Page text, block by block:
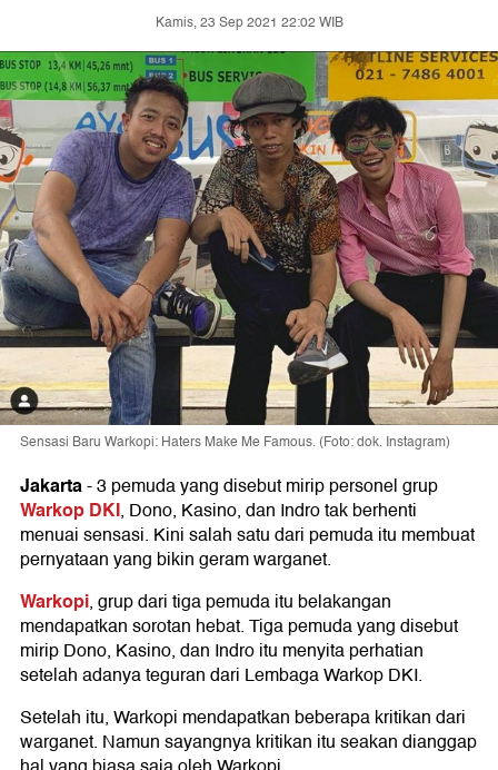
Kamis, 23 Sep 2021 22:02 WIB
Sensasi Baru Warkopi: Haters Make Me Famous. (Foto: dok. Instagram)
Jakarta-3 pemuda yang disebut mirip personel grup
Warkop DKI, Dono, Kasino, dan Indro tak berhenti
menuai sensasi. Kini salah satu dari pemuda itu membuat
pernyataan yang bikin geram warganet.
Warkopi, grup dari tiga pemuda itu belakangan
mendapatkan sorotan hebat. Tiga pemuda yang disebut
mirip Dono, Kasino, dan Indro itu menyita perhatian
setelah adanya teguran dari Lembaga Warkop DKI.
Setelah itu, Warkopi mendapatkan beberapa kritikan dari
warganet. Namun sayangnya kritikan itu seakan dianggap